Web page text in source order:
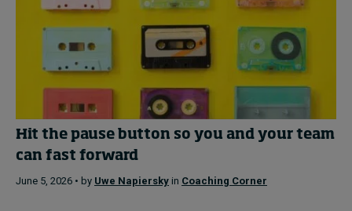
Hit the pause button so you and your team
can fast forward
June 5, 2026 • by Uwe Napiersky in Coaching Corner